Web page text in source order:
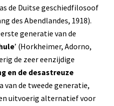
de Duitse geschiedfilosoof
des Abendlandes, 1918).
generatie van de
’ (Horkheimer, Adorno,
de zeer eenzijdige
en de desastreuze
van de tweede generatie,
uitvoerig alternatief voor